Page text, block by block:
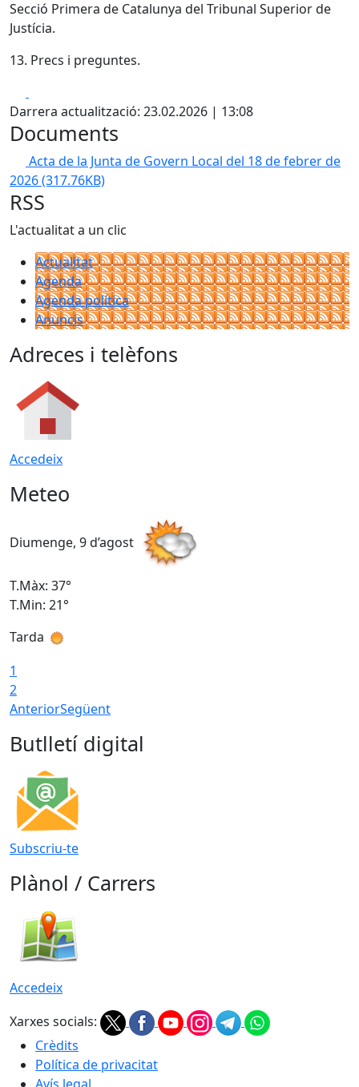
Secció Primera de Catalunya del Tribunal Superior de
Justícia.
13. Precs i preguntes.
Darrera actualització: 23.02.2026 | 13:08
Documents
Acta de la Junta de Govern Local del 18 de febrer de
2026(317.76KB)
RSS
L'actualitat a un clic
Actualitat
Agenda
Agenda política
Anuncis
Adreces i telèfons
Accedeix
Meteo
Diumenge, 9 d’agost
T.Màx: 37°
T.Min: 21°
Tarda
1
2
AnteriorSegüent
Butlletí digital
Subscriu-te
Plànol / Carrers
Accedeix
Xarxes socials:
Crèdits
Política de privacitat